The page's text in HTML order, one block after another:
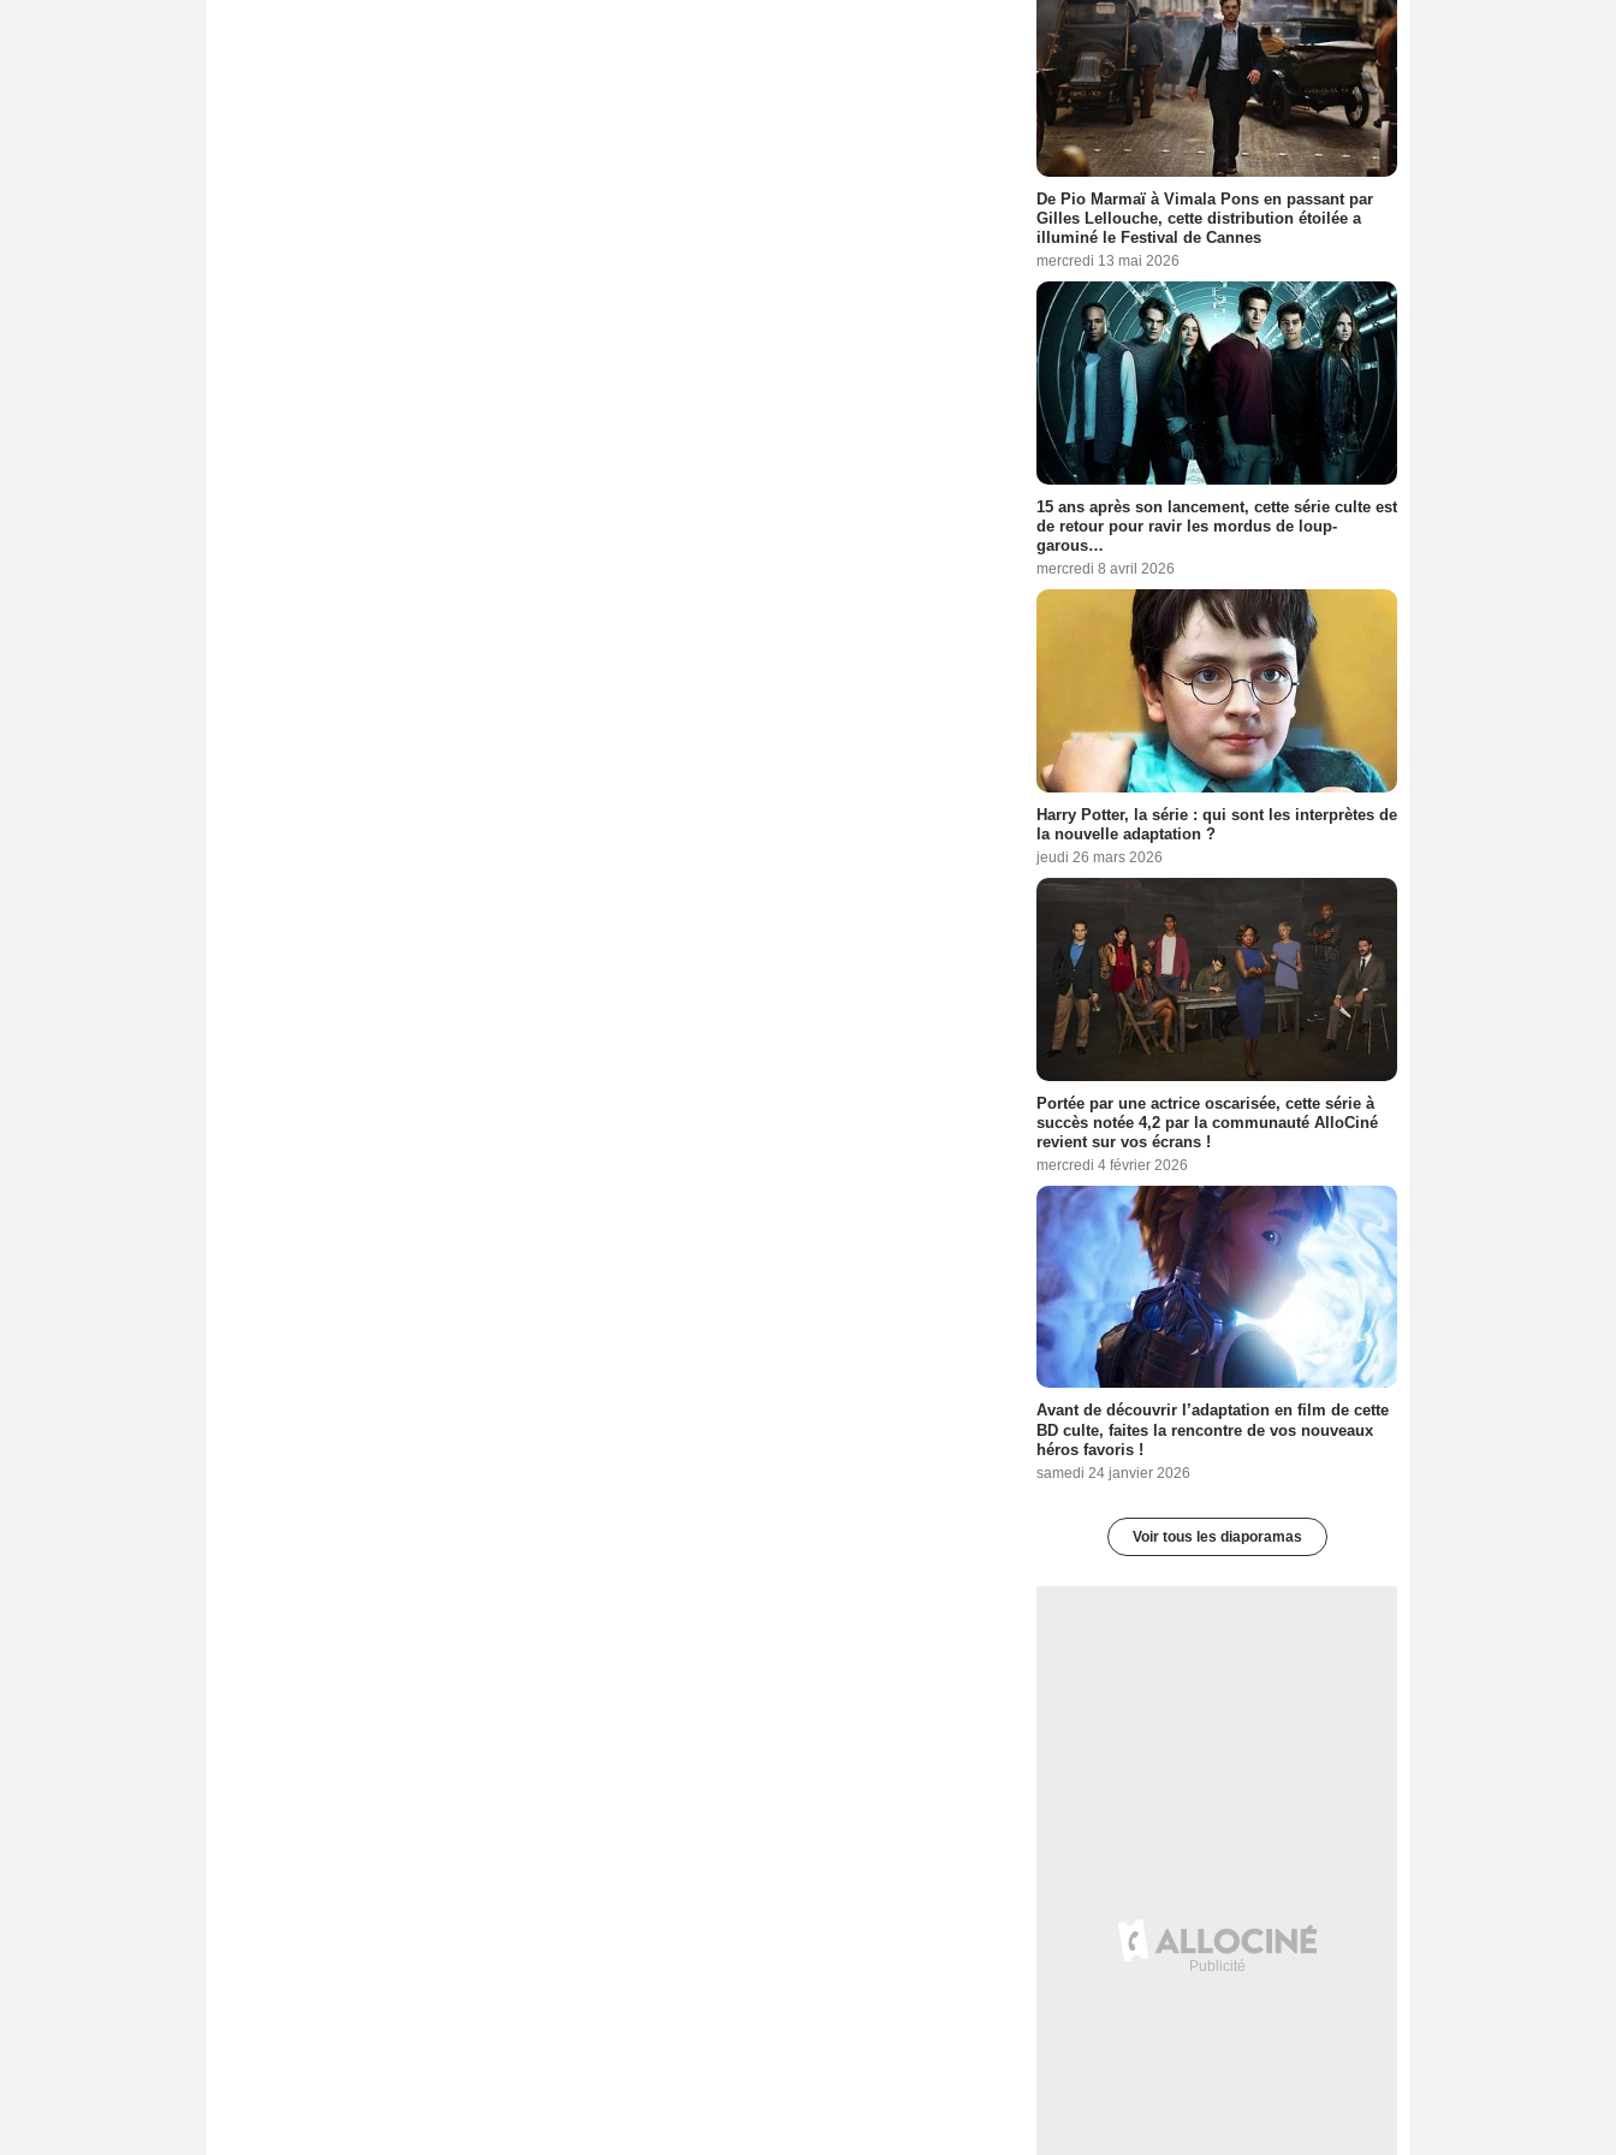
De Pio Marmaï à Vimala Pons en passant par
Gilles Lellouche, cette distribution étoilée a
illuminé le Festival de Cannes
mercredi 13 mai 2026
15 ans après son lancement, cette série culte est
de retour pour ravir les mordus de loup-
garous…
mercredi 8 avril 2026
Harry Potter, la série : qui sont les interprètes de
la nouvelle adaptation ?
jeudi 26 mars 2026
Portée par une actrice oscarisée, cette série à
succès notée 4,2 par la communauté AlloCiné
revient sur vos écrans !
mercredi 4 février 2026
Avant de découvrir l’adaptation en film de cette
BD culte, faites la rencontre de vos nouveaux
héros favoris !
samedi 24 janvier 2026
Voir tous les diaporamas